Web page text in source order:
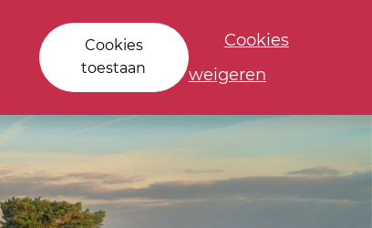
Cookies
toestaan
Cookies
weigeren